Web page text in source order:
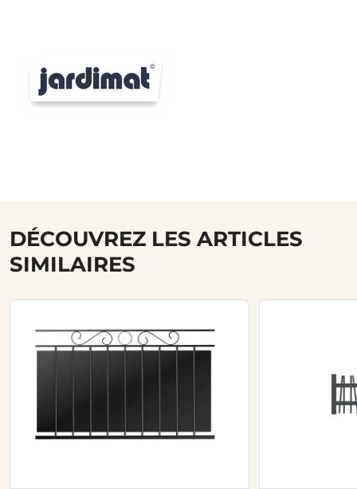
DÉCOUVREZ LES ARTICLES
SIMILAIRES